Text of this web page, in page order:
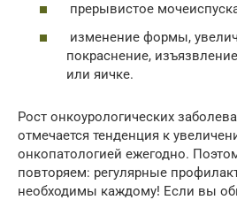
прерывистое
изменение формы,
покраснение,
или яичке.
Рост онкоурологических
отмечается тенденция к
онкопатологией ежегодно.
повторяем: регулярные
необходимы каждому! Если вы